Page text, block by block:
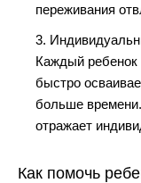
переживания
3.
Каждый ребенок
быстро
больше
отражает
Как помочь